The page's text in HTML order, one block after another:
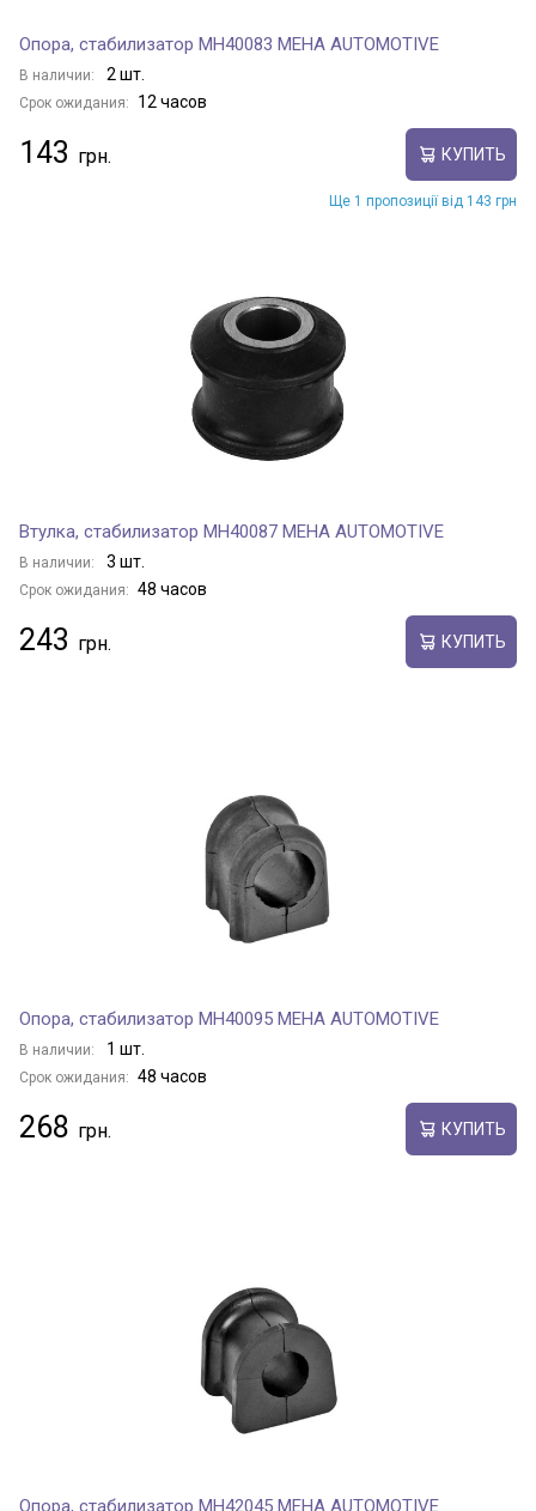
Опора, стабилизатор MH40083 MEHA AUTOMOTIVE
В наличии: 2 шт.
Срок ожидания: 12 часов
143 КУПИТЬ
Ще 1 пропозиції від 143 грн
Втулка, стабилизатор MH40087 MEHA AUTOMOTIVE
В наличии: 3 шт.
Срок ожидания: 48 часов
243 КУПИТЬ
Опора, стабилизатор MH40095 MEHA AUTOMOTIVE
В наличии: 1 шт.
Срок ожидания: 48 часов
268 КУПИТЬ
Опора, стабилизатор MH42045 MEHA AUTOMOTIVE